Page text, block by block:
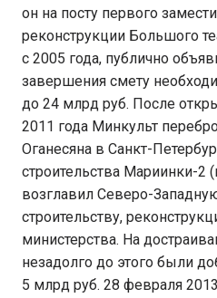
он на посту первого
реконструкции Большого
с 2005 года, публично
завершения смету
до 24 млрд руб. После
2011 года Минкульт
Оганесяна в Санкт-
строительства Мариинки-2
возглавил Северо-
строительству,
министерства. На
незадолго до этого были
5 млрд руб. 28 февраля